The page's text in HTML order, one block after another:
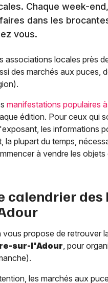
Chaque week-
dans les
vous.
associations locales près
des marchés aux puces,
manifestations populaires à
édition. Pour ceux qui
les informations
la plupart du temps,
à vendre les
calendrier
vous propose de retrouver
sur-l'Adour , pour
les marchés aux